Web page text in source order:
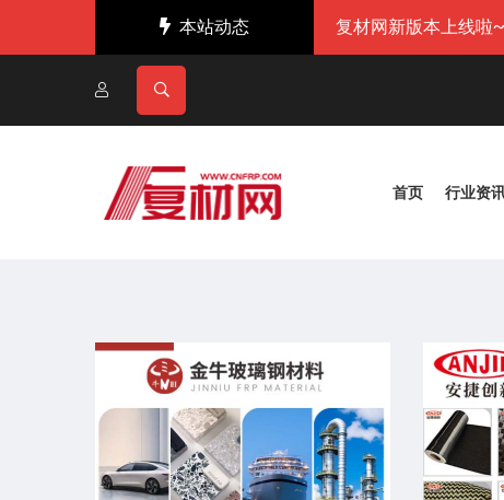
本站动态 复材网新版本上线啦~
首页 行业资